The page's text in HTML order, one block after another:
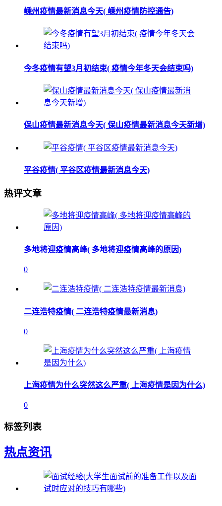
嵊州疫情最新消息今天( 嵊州疫情防控通告)
今冬疫情有望3月初结束( 疫情今年冬天会结束吗)
保山疫情最新消息今天( 保山疫情最新消息今天新增)
平谷疫情( 平谷区疫情最新消息今天)
热评文章
多地将迎疫情高峰( 多地将迎疫情高峰的原因)
0
二连浩特疫情( 二连浩特疫情最新消息)
0
上海疫情为什么突然这么严重( 上海疫情是因为什么)
0
标签列表
热点资讯